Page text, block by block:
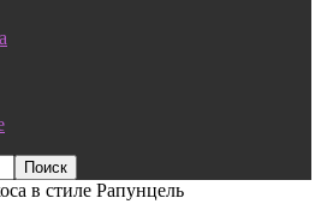
в стиле Рапунцель